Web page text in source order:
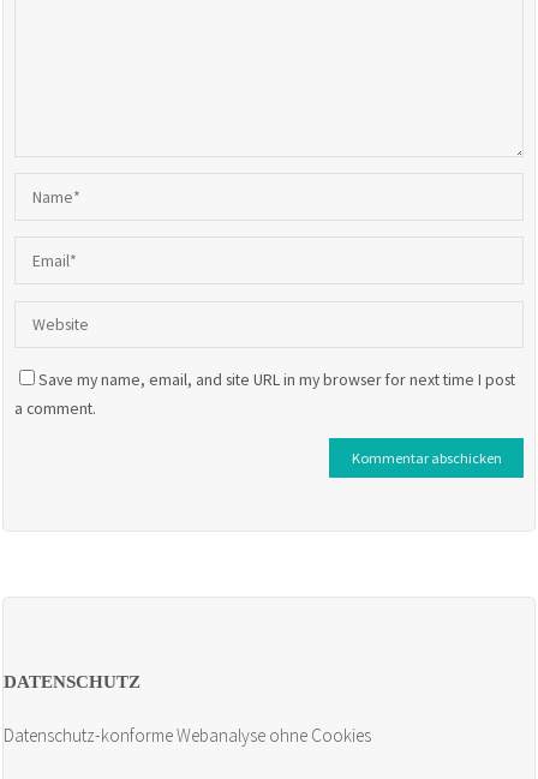
Save my name, email, and site URL in my browser for next time I post
a comment.
DATENSCHUTZ
Datenschutz-konforme Webanalyse ohne Cookies